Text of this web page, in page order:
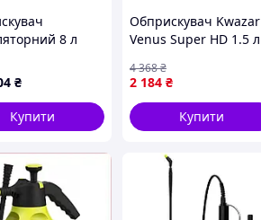
магазині allens.com.ua за
8 л
₴
Купити
Обприскувач Kwazar
Venus Super HD 1.5 л
ефективний
розпилювач для
добрива та захисту
рослин
2 184 ₴
4 368₴
Купити